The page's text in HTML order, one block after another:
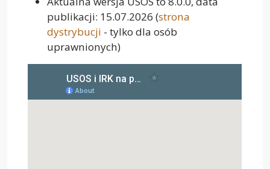
publikacji: 15.07.2026 (strona
dystrybucji - tylko dla osób
uprawnionych)